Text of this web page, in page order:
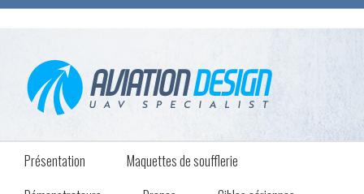
Présentation
Maquettes de soufflerie